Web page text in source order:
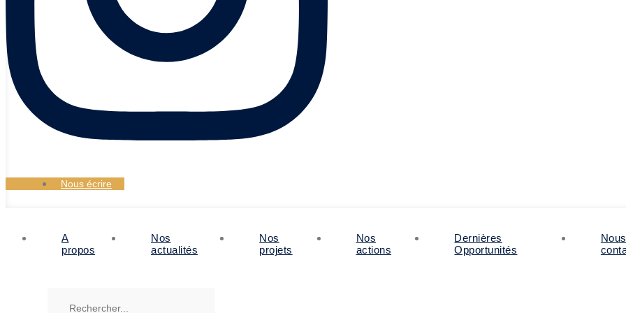
Nous écrire
A
propos
Nos
actualités
Nos
projets
Nos
actions
Dernières
Opportunités
Nous